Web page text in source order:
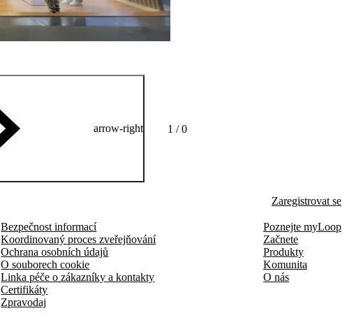
arrow-right 1 / 0
Zaregistrovat se
Bezpečnost informací
Koordinovaný proces zveřejňování
Ochrana osobních údajů
O souborech cookie
Linka péče o zákazníky a kontakty
Certifikáty
Zpravodaj
Poznejte myLoop
Začnete
Produkty
Komunita
O nás